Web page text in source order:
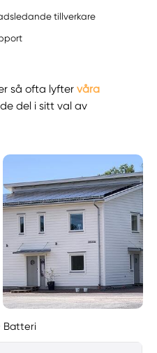
tillverkare
så ofta lyftervåra
del i sitt val av
Batteri